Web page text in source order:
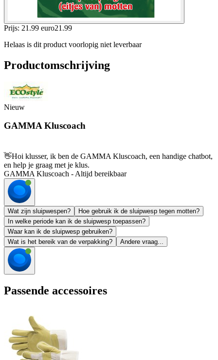
Prijs: 21.99 euro21 .99
Helaas is dit product voorlopig niet leverbaar
Productomschrijving
Nieuw
GAMMA Kluscoach
👋Hoi klusser, ik ben de GAMMA Kluscoach, een handige chatbot,
en help je graag met je klus.
GAMMA Kluscoach - Altijd bereikbaar
Wat zijn sluipwespen?
Hoe gebruik ik de sluipwesp tegen motten?
In welke periode kan ik de sluipwesp toepassen?
Waar kan ik de sluipwesp gebruiken?
Wat is het bereik van de verpakking?
Andere vraag...
Passende accessoires